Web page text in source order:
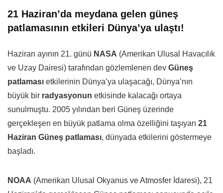
21 Haziran’da meydana gelen güneş
patlamasının etkileri Dünya’ya ulaştı!
Haziran ayının 21. günü NASA (Amerikan Ulusal Havacılık
ve Uzay Dairesi) tarafından gözlemlenen dev Güneş
patlaması etkilerinin Dünya’ya ulaşacağı, Dünya’nın
büyük bir radyasyonun etkisinde kalacağı ortaya
sunulmuştu. 2005 yılından beri Güneş üzerinde
gerçekleşen en büyük patlama olma özelliğini taşıyan 21
Haziran Güneş patlaması, dünyada etkilerini göstermeye
başladı.
NOAA (Amerikan Ulusal Okyanus ve Atmosfer İdaresi), 21